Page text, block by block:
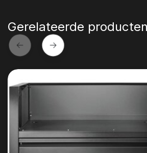
Gerelateerde producten